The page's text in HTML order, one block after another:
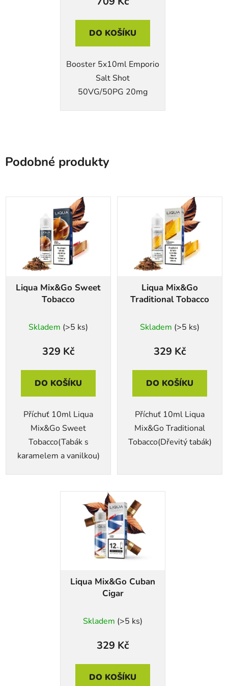
DO KOŠÍKU
Booster 5x10ml Emporio
Salt Shot
50VG/50PG 20mg
Podobné produkty
Liqua Mix&Go Sweet
Tobacco
Skladem (>5 ks)
329 Kč
DO KOŠÍKU
Příchuť 10ml Liqua
Mix&Go Sweet
Tobacco(Tabák s
karamelem a vanilkou)
Liqua Mix&Go
Traditional Tobacco
Skladem (>5 ks)
329 Kč
DO KOŠÍKU
Příchuť 10ml Liqua
Mix&Go Traditional
Tobacco(Dřevitý tabák)
Liqua Mix&Go Cuban
Cigar
Skladem (>5 ks)
329 Kč
DO KOŠÍKU